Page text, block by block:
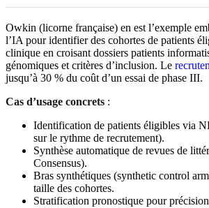
Owkin (licorne française) en est l’exemple
l’IA pour identifier des cohortes de patients
clinique en croisant dossiers patients
génomiques et critères d’inclusion. Le
jusqu’à 30 % du coût d’un essai de phase III.
Cas d’usage concrets :
Identification de patients éligibles via
sur le rythme de recrutement).
Synthèse automatique de revues de
Consensus).
Bras synthétiques (synthetic control
taille des cohortes.
Stratification pronostique pour